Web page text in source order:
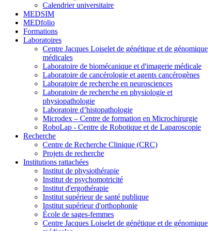
Calendrier universitaire
MEDSIM
MEDfolio
Formations
Laboratoires
Centre Jacques Loiselet de génétique et de génomique
médicales
Laboratoire de biomécanique et d'imagerie médicale
Laboratoire de cancérologie et agents cancérogènes
Laboratoire de recherche en neurosciences
Laboratoire de recherche en physiologie et
physiopathologie
Laboratoire d’histopathologie
Microdex – Centre de formation en Microchirurgie
RoboLap - Centre de Robotique et de Laparoscopie
Recherche
Centre de Recherche Clinique (CRC)
Projets de recherche
Institutions rattachées
Institut de physiothérapie
Institut de psychomotricité
Institut d'ergothérapie
Institut supérieur de santé publique
Institut supérieur d'orthophonie
École de sages-femmes
Centre Jacques Loiselet de génétique et de génomique